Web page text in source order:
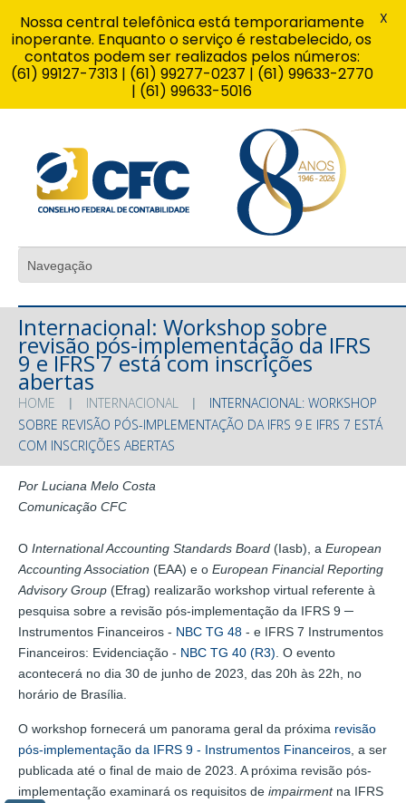
Internacional: Workshop sobre
revisão pós-implementação da IFRS
9 e IFRS 7 está com inscrições
abertas
HOME INTERNACIONAL
INTERNACIONAL: WORKSHOP
SOBRE REVISÃO PÓS-IMPLEMENTAÇÃO DA IFRS 9 E IFRS 7 ESTÁ
COM INSCRIÇÕES ABERTAS
Por Luciana Melo Costa
Comunicação CFC
O International Accounting Standards Board (Iasb), a European
Accounting Association (EAA) e o European Financial Reporting
Advisory Group (Efrag) realizarão workshop virtual referente à
pesquisa sobre a revisão pós-implementação da IFRS 9 ─
Instrumentos Financeiros - NBC TG 48 - e IFRS 7 Instrumentos
Financeiros: Evidenciação - NBC TG 40 (R3) . O evento
acontecerá no dia 30 de junho de 2023, das 20h às 22h, no
horário de Brasília.
O workshop fornecerá um panorama geral da próxima revisão
pós-implementação da IFRS 9 - Instrumentos Financeiros , a ser
publicada até o final de maio de 2023. A próxima revisão pós-
implementação examinará os requisitos de impairmentna IFRS
Nossa central telefônica está temporariamente
inoperante. Enquanto o serviço é restabelecido, os
contatos podem ser realizados pelos números:
(61) 99127-7313 | (61) 99277-0237 | (61) 99633-2770
| (61) 99633-5016
X